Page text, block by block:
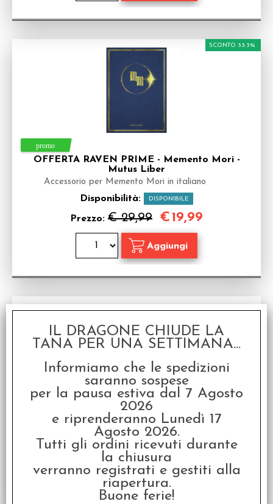
OFFERTA RAVEN PRIME - Memento Mori -
Mutus Liber
Accessorio per Memento Mori in italiano
Disponibilità: DISPONIBILE
Prezzo: € 29,99
SCONTO 33.3%
€19,99
Memento Mori - Gioco di Ruolo
Gioco di ruolo in Italiano
Disponibilità: DISPONIBILE
Prezzo: €29,99
IL DRAGONE CHIUDE LA
TANA PER UNA SETTIMANA...
Informiamo che le spedizioni
saranno sospese
per la pausa estiva dal 7 Agosto
2026
e riprenderanno Lunedì 17
Agosto 2026.
Tutti gli ordini ricevuti durante
la chiusura
verranno registrati e gestiti alla
riapertura.
Buone ferie!